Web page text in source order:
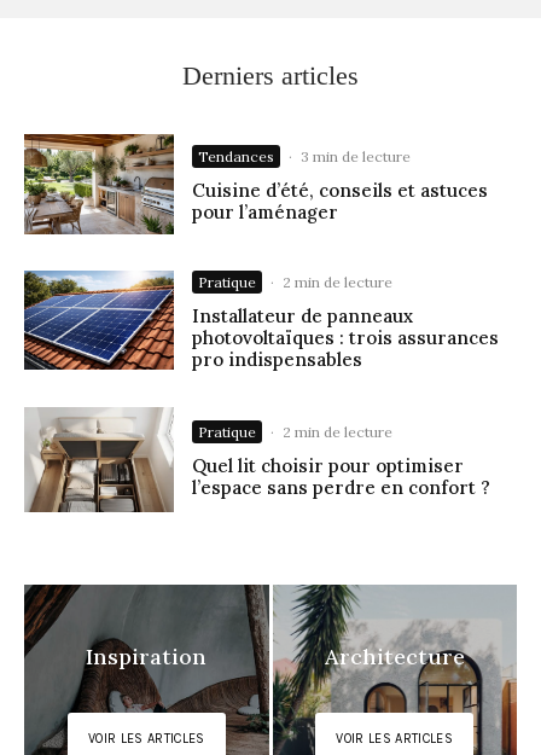
Derniers articles
Tendances · 3 min de lecture
Cuisine d’été, conseils et astuces
pour l’aménager
Pratique · 2 min de lecture
Installateur de panneaux
photovoltaïques : trois assurances
pro indispensables
Pratique · 2 min de lecture
Quel lit choisir pour optimiser
l’espace sans perdre en confort ?
Inspiration
VOIR LES ARTICLES
Architecture
VOIR LES ARTICLES